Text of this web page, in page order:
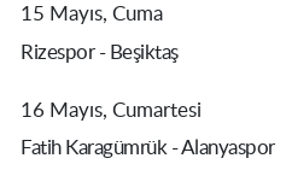
15 Mayıs, Cuma
Rizespor - Beşiktaş
16 Mayıs, Cumartesi
Fatih Karagümrük - Alanyaspor